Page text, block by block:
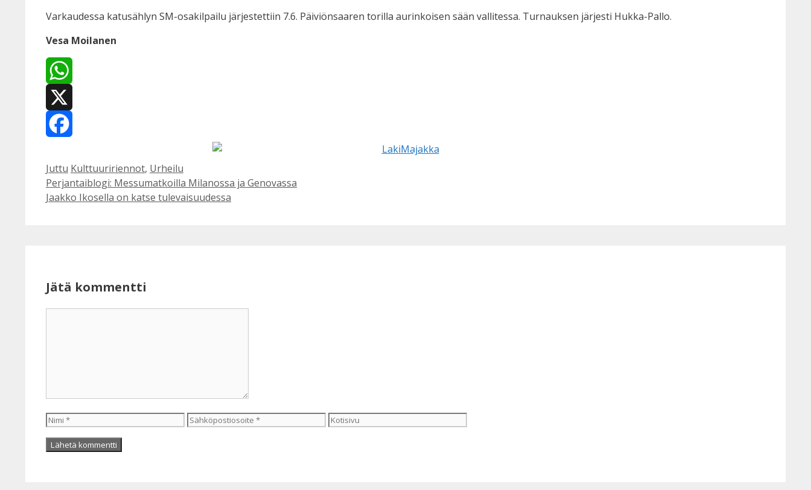
Varkaudessa katusählyn SM-osakilpailu järjestettiin 7.6. Päiviönsaaren torilla aurinkoisen sään vallitessa. Turnauksen järjesti Hukka-Pallo.
Vesa Moilanen
WhatsApp
X
Kategoriat
Juttu Avainsanat
Kulttuuririennot, Urheilu
Perjantaiblogi: Messumatkoilla Milanossa ja Genovassa
Jaakko Ikosella on katse tulevaisuudessa
Jätä kommentti
Nimi Sähköpostiosoite Kotisivu